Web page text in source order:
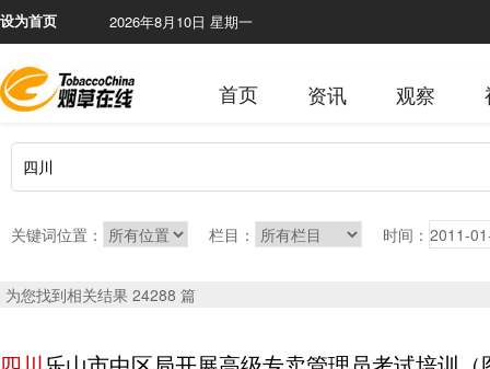
设为首页 2026年8月10日 星期一
首页 资讯 观察
关键词位置： 栏目： 时间：
为您找到相关结果 24288 篇